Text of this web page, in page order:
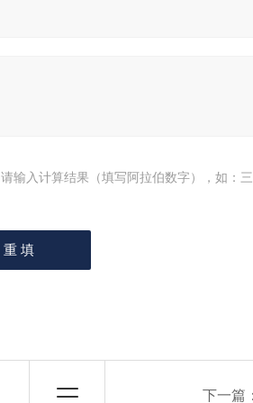
请输入计算结果（填写阿拉伯数字），如：
下一篇：